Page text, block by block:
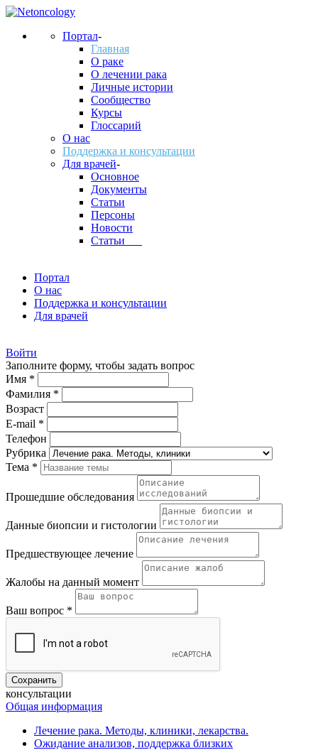
Портал-
Главная
О раке
О лечении рака
Личные истории
Сообщество
Курсы
Глоссарий
О нас
Поддержка и консультации
Для врачей-
Основное
Документы
Статьи
Персоны
Новости
Статьи___
Портал
О нас
Поддержка и консультации
Для врачей
Войти
Заполните форму, чтобы задать вопрос
Имя *
Фамилия *
Возраст
E-mail *
Телефон
Рубрика
Тема *
Прошедшие обследования
Данные биопсии и гистологии
Предшествующее лечение
Жалобы на данный момент
Ваш вопрос *
консультации
Общая информация
Лечение рака. Методы, клиники, лекарства.
Ожидание анализов, поддержка близких